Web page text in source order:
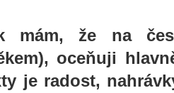
mám, že na
oceňuji
je radost,